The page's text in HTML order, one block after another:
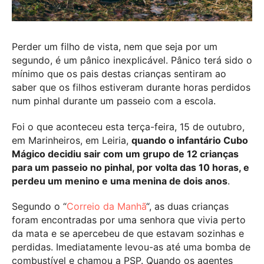
Perder um filho de vista, nem que seja por um
segundo, é um pânico inexplicável. Pânico terá sido o
mínimo que os pais destas crianças sentiram ao
saber que os filhos estiveram durante horas perdidos
num pinhal durante um passeio com a escola.
Foi o que aconteceu esta terça-feira, 15 de outubro,
em Marinheiros, em Leiria, quando o infantário Cubo
Mágico decidiu sair com um grupo de 12 crianças
para um passeio no pinhal, por volta das 10 horas, e
perdeu um menino e uma menina de dois anos.
Segundo o “Correio da Manhã“, as duas crianças
foram encontradas por uma senhora que vivia perto
da mata e se apercebeu de que estavam sozinhas e
perdidas. Imediatamente levou-as até uma bomba de
combustível e chamou a PSP. Quando os agentes